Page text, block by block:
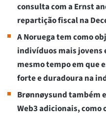
consulta com a Ernst
repartição fiscal na
A Noruega tem como
indivíduos mais jovens
mesmo tempo em que
forte e duradoura na
Brønnøysund também
Web3 adicionais, como